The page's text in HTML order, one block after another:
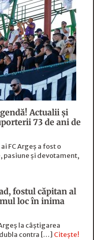
Actualii şi
73 de ani de
FC Argeș a fost o
pasiune și devotament,
fostul căpitan al
loc în inima
la câștigarea
contra […] Citește!